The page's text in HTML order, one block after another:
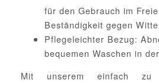
für den Gebrauch im
Beständigkeit gegen
Pflegeleichter Bezug:
bequemen Waschen in
Mit unserem einfach zu